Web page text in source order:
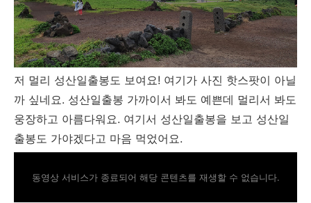
저 멀리 성산일출봉도 보여요! 여기가 사진 핫스팟이 아닐
까 싶네요. 성산일출봉 가까이서 봐도 예쁜데 멀리서 봐도
웅장하고 아름다워요. 여기서 성산일출봉을 보고 성산일
출봉도 가야겠다고 마음 먹었어요.
동영상 서비스가 종료되어 해당 콘텐츠를 재생할 수 없습니다.